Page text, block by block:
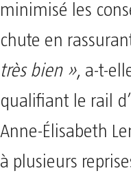
minimisé les
chute en
très bien », a-t-
qualifiant le rail d’
Anne-Élisabeth
à plusieurs